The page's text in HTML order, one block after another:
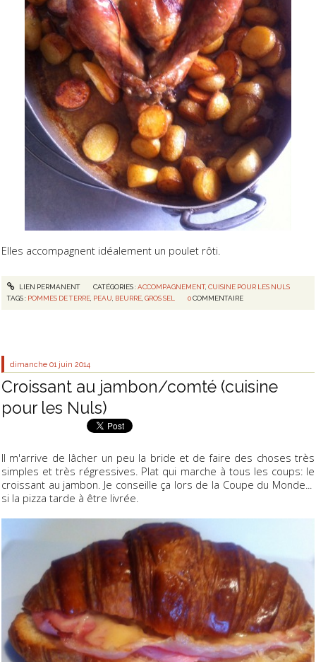
Elles accompagnent idéalement un poulet rôti.
LIEN PERMANENT CATÉGORIES :ACCOMPAGNEMENT, CUISINE POUR LES NULS
TAGS : POMMES DE TERRE, PEAU, BEURRE,GROS SEL 0 COMMENTAIRE
dimanche 01 juin 2014
Croissant au jambon/comté (cuisine
pour les Nuls)
Il m'arrive de lâcher un peu la bride et de faire des choses très
simples et très régressives. Plat qui marche à tous les coups: le
croissant au jambon. Je conseille ça lors de la Coupe du Monde...
si la pizza tarde à être livrée.